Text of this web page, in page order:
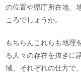
の位置や県庁所在地、
ころでしょうか。
もちらんこれらも地理
る人々の存在を抜きに
域、それぞれの仕方で